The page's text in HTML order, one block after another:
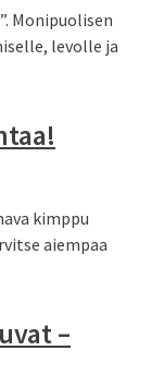
Monipuolisen
levolle ja
kimppu
aiempaa
–